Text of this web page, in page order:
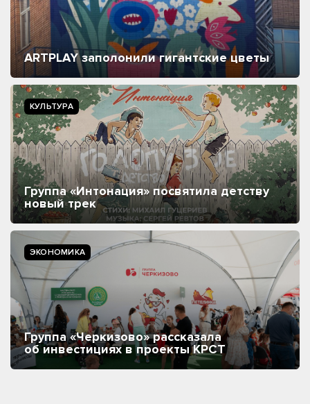
ARTPLAY заполонили гигантские цветы
КУЛЬТУРА
Группа «Интонация» посвятила детству
новый трек
ЭКОНОМИКА
Группа «Черкизово» рассказала
об инвестициях в проекты КРСТ